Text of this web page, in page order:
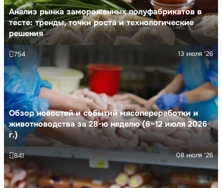
Анализ рынка замороженных полуфабрикатов в
тесте: тренды, точки роста и технологические
решения
Обзор новостей и событий мясопереработки и
животноводства за 28-ю неделю (6–12 июля 2026
г.)
13 июля '26
754
08 июля '26
841